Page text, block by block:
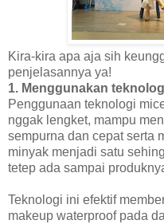
Kira-kira apa aja sih
penjelasannya ya!
1. Menggunakan
Penggunaan teknologi
nggak lengket, mampu
sempurna dan cepat serta
minyak menjadi satu
tetep ada sampai
Teknologi ini efektif
makeup waterproof pada